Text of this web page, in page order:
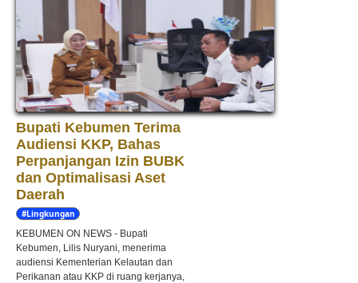
Bupati Kebumen Terima
Audiensi KKP, Bahas
Perpanjangan Izin BUBK
dan Optimalisasi Aset
Daerah
#Lingkungan
KEBUMEN ON NEWS - Bupati
Kebumen, Lilis Nuryani, menerima
audiensi Kementerian Kelautan dan
Perikanan atau KKP di ruang kerjanya,